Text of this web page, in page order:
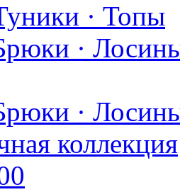
· Топы
·
·
коллекция